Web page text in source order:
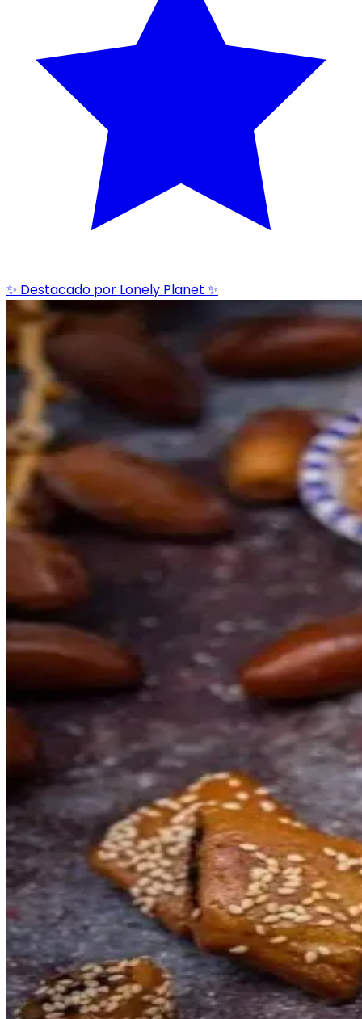
✨ Destacado por Lonely Planet ✨